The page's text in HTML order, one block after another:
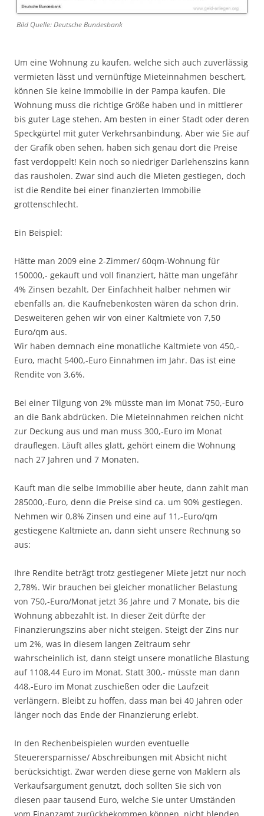
Bild Quelle: Deutsche Bundesbank
Um eine Wohnung zu kaufen, welche sich auch zuverlässig
vermieten lässt und vernünftige Mieteinnahmen beschert,
können Sie keine Immobilie in der Pampa kaufen. Die
Wohnung muss die richtige Größe haben und in mittlerer
bis guter Lage stehen. Am besten in einer Stadt oder deren
Speckgürtel mit guter Verkehrsanbindung. Aber wie Sie auf
der Grafik oben sehen, haben sich genau dort die Preise
fast verdoppelt! Kein noch so niedriger Darlehenszins kann
das rausholen. Zwar sind auch die Mieten gestiegen, doch
ist die Rendite bei einer finanzierten Immobilie
grottenschlecht.
Ein Beispiel:
Hätte man 2009 eine 2-Zimmer/ 60qm-Wohnung für
150000,- gekauft und voll finanziert, hätte man ungefähr
4% Zinsen bezahlt. Der Einfachheit halber nehmen wir
ebenfalls an, die Kaufnebenkosten wären da schon drin.
Desweiteren gehen wir von einer Kaltmiete von 7,50
Euro/qm aus.
Wir haben demnach eine monatliche Kaltmiete von 450,-
Euro, macht 5400,-Euro Einnahmen im Jahr. Das ist eine
Rendite von 3,6%.
Bei einer Tilgung von 2% müsste man im Monat 750,-Euro
an die Bank abdrücken. Die Mieteinnahmen reichen nicht
zur Deckung aus und man muss 300,-Euro im Monat
drauflegen. Läuft alles glatt, gehört einem die Wohnung
nach 27 Jahren und 7 Monaten.
Kauft man die selbe Immobilie aber heute, dann zahlt man
285000,-Euro, denn die Preise sind ca. um 90% gestiegen.
Nehmen wir 0,8% Zinsen und eine auf 11,-Euro/qm
gestiegene Kaltmiete an, dann sieht unsere Rechnung so
aus:
Ihre Rendite beträgt trotz gestiegener Miete jetzt nur noch
2,78%. Wir brauchen bei gleicher monatlicher Belastung
von 750,-Euro/Monat jetzt 36 Jahre und 7 Monate, bis die
Wohnung abbezahlt ist. In dieser Zeit dürfte der
Finanzierungszins aber nicht steigen. Steigt der Zins nur
um 2%, was in diesem langen Zeitraum sehr
wahrscheinlich ist, dann steigt unsere monatliche Blastung
auf 1108,44 Euro im Monat. Statt 300,- müsste man dann
448,-Euro im Monat zuschießen oder die Laufzeit
verlängern. Bleibt zu hoffen, dass man bei 40 Jahren oder
länger noch das Ende der Finanzierung erlebt.
In den Rechenbeispielen wurden eventuelle
Steuerersparnisse/ Abschreibungen mit Absicht nicht
berücksichtigt. Zwar werden diese gerne von Maklern als
Verkaufsargument genutzt, doch sollten Sie sich von
diesen paar tausend Euro, welche Sie unter Umständen